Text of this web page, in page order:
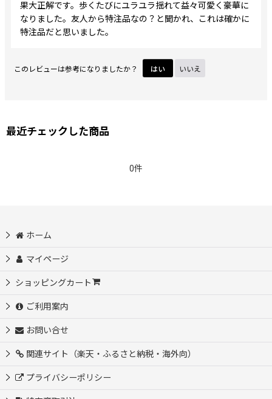
並び順:
果大正解です。歩くたびにユラユラ揺れて益々可愛く豪華に
なりました。友人から特注品なの？と聞かれ、これは確かに
特注品だと思いました。
このレビューは参考になりましたか？ はい いいえ
最近チェックした商品
0件
ホーム
マイページ
ショッピングカート
ご利用案内
お問い合せ
関連サイト（楽天・ふるさと納税・海外向）
プライバシーポリシー